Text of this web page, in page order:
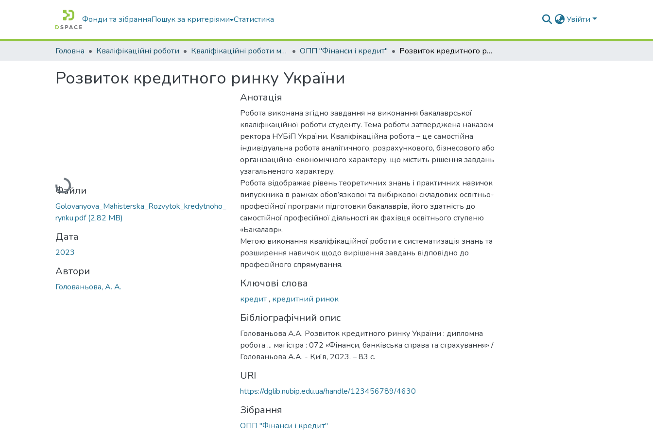
Фонди та зібранняПошук за критеріями Статистика Увійти
Головна Кваліфікаційні роботи Кваліфікаційні роботи магістрів ОПП "Фінанси і кредит" Розвиток кредитного ринку України
Розвиток кредитного ринку України
Вантажиться...
Файли
Golovanyova_Mahisterska_Rozvytok_kredytnoho_
rynku.pdf(2,82 MB)
Дата
2023
Автори
Голованьова, А. А.
Анотація
Робота виконана згідно завдання на виконання бакалаврської
кваліфікаційної роботи студенту. Тема роботи затверджена наказом
ректора НУБіП України. Кваліфікаційна робота – це самостійна
індивідуальна робота аналітичного, розрахункового, бізнесового або
організаційно-економічного характеру, що містить рішення завдань
узагальненого характеру.
Робота відображає рівень теоретичних знань і практичних навичок
випускника в рамках обов’язкової та вибіркової складових освітньо-
професійної програми підготовки бакалаврів, його здатність до
самостійної професійної діяльності як фахівця освітнього ступеню
«Бакалавр».
Метою виконання кваліфікаційної роботи є систематизація знань та
розширення навичок щодо вирішення завдань відповідно до
професійного спрямування.
Ключові слова
кредит, кредитний ринок
Бібліографічний опис
Голованьова А.А. Розвиток кредитного ринку України : дипломна
робота ... магістра : 072 «Фінанси, банківська справа та страхування» /
Голованьова А.А. - Київ, 2023. – 83 с.
URI
https://dglib.nubip.edu.ua/handle/123456789/4630
Зібрання
ОПП "Фінанси і кредит"